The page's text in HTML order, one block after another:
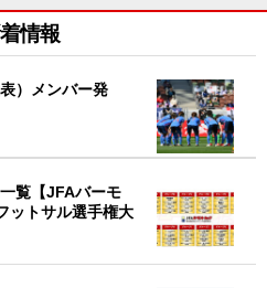
情報
）メンバー発
覧【JFAバーモ
ットサル選手権大